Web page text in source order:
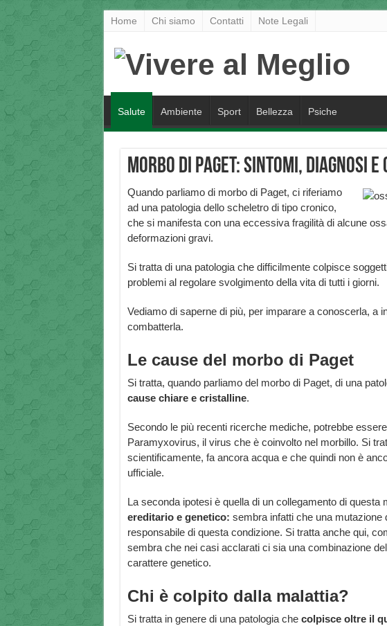
Home Chi siamo Contatti Note Legali
Salute Ambiente Sport Bellezza Psiche
Morbo di Paget: sintomi, diagnosi e
Quando parliamo di morbo di Paget, ci riferiamo
ad una patologia dello scheletro di tipo cronico,
che si manifesta con una eccessiva fragilità di alcune
deformazioni gravi.
Si tratta di una patologia che difficilmente colpisce
problemi al regolare svolgimento della vita di tutti i giorni.
Vediamo di saperne di più, per imparare a conoscerla, a
combatterla.
Le cause del morbo di Paget
Si tratta, quando parliamo del morbo di Paget, di una
cause chiare e cristalline.
Secondo le più recenti ricerche mediche, potrebbe
Paramyxovirus, il virus che è coinvolto nel morbillo. Si
scientificamente, fa ancora acqua e che quindi non è
ufficiale.
La seconda ipotesi è quella di un collegamento di questa
ereditario e genetico: sembra infatti che una
responsabile di questa condizione. Si tratta anche qui,
sembra che nei casi acclarati ci sia una combinazione
carattere genetico.
Chi è colpito dalla malattia?
Si tratta in genere di una patologia checolpisce oltre il